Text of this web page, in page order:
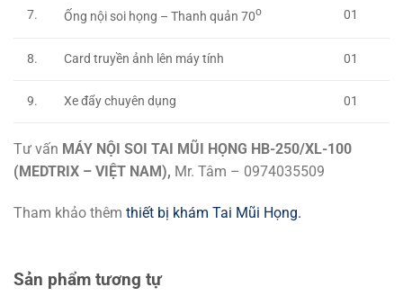
7. Ống nội soi họng – Thanh quản 70o 01
8. Card truyền ảnh lên máy tính 01
9. Xe đẩy chuyên dụng 01
Tư vấn MÁY NỘI SOI TAI MŨI HỌNG HB-250/XL-100
(MEDTRIX – VIỆT NAM), Mr. Tâm – 0974035509
Tham khảo thêm thiết bị khám Tai Mũi Họng.
Sản phẩm tương tự